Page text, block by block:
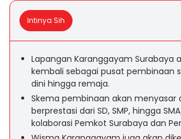
Intinya Sih
Lapangan Karanggayam Surabaya
kembali sebagai pusat pembinaan
dini hingga remaja.
Skema pembinaan akan menyasar
berprestasi dari SD, SMP, hingga
kolaborasi Pemkot Surabaya dan